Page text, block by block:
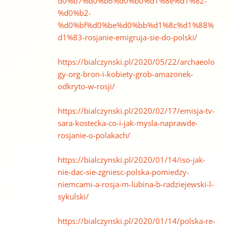
%d0%b2-
%d0%bf%d0%be%d0%bb%d1%8c%d1%88%
d1%83-rosjanie-emigruja-sie-do-polski/
https://bialczynski.pl/2020/05/22/archaeolo
gy-org-bron-i-kobiety-grob-amazonek-
odkryto-w-rosji/
https://bialczynski.pl/2020/02/17/emisja-tv-
sara-kostecka-co-i-jak-mysla-naprawde-
rosjanie-o-polakach/
https://bialczynski.pl/2020/01/14/iso-jak-
nie-dac-sie-zgniesc-polska-pomiedzy-
niemcami-a-rosja-m-lubina-b-radziejewski-l-
sykulski/
https://bialczynski.pl/2020/01/14/polska-re-